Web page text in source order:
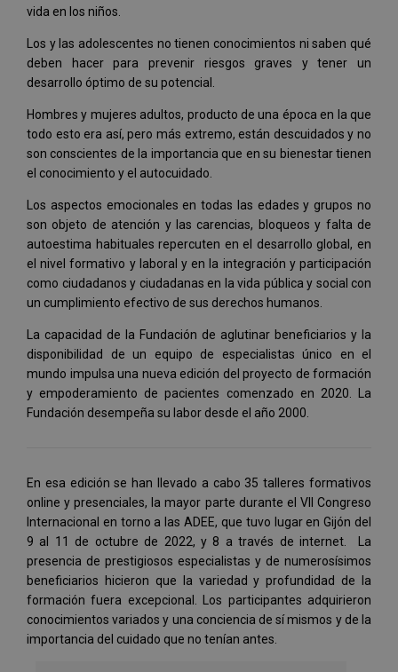
vida en los niños.
Los y las adolescentes no tienen conocimientos ni saben qué
deben hacer para prevenir riesgos graves y tener un
desarrollo óptimo de su potencial.
Hombres y mujeres adultos, producto de una época en la que
todo esto era así, pero más extremo, están descuidados y no
son conscientes de la importancia que en su bienestar tienen
el conocimiento y el autocuidado.
Los aspectos emocionales en todas las edades y grupos no
son objeto de atención y las carencias, bloqueos y falta de
autoestima habituales repercuten en el desarrollo global, en
el nivel formativo y laboral y en la integración y participación
como ciudadanos y ciudadanas en la vida pública y social con
un cumplimiento efectivo de sus derechos humanos.
La capacidad de la Fundación de aglutinar beneficiarios y la
disponibilidad de un equipo de especialistas único en el
mundo impulsa una nueva edición del proyecto de formación
y empoderamiento de pacientes comenzado en 2020. La
Fundación desempeña su labor desde el año 2000.
En esa edición se han llevado a cabo 35 talleres formativos
online y presenciales, la mayor parte durante el VII Congreso
Internacional en torno a las ADEE, que tuvo lugar en Gijón del
9 al 11 de octubre de 2022, y 8 a través de internet. La
presencia de prestigiosos especialistas y de numerosísimos
beneficiarios hicieron que la variedad y profundidad de la
formación fuera excepcional. Los participantes adquirieron
conocimientos variados y una conciencia de sí mismos y de la
importancia del cuidado que no tenían antes.